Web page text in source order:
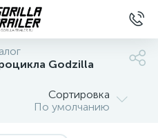
Godzilla
Сортировка
По умолчанию